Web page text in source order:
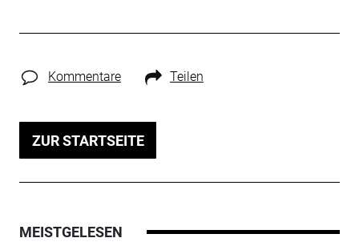
Kommentare Teilen
ZUR STARTSEITE
MEISTGELESEN